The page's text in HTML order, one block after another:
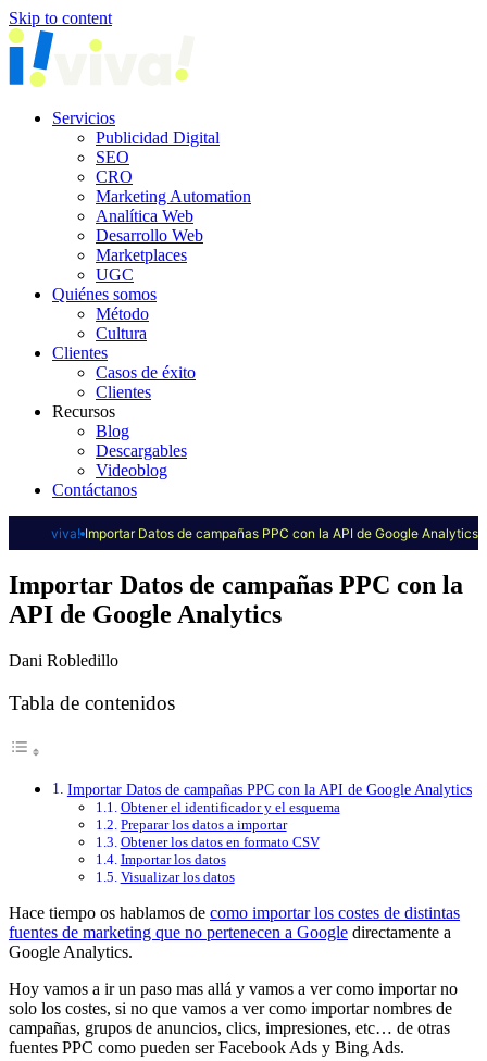
Skip to content
Servicios
Publicidad Digital
SEO
CRO
Marketing Automation
Analítica Web
Desarrollo Web
Marketplaces
UGC
Quiénes somos
Método
Cultura
Clientes
Casos de éxito
Clientes
Recursos
Blog
Descargables
Videoblog
Contáctanos
viva! Importar Datos de campañas PPC con la API de Google Analytics
Importar Datos de campañas PPC con la
API de Google Analytics
Dani Robledillo
Tabla de contenidos
Importar Datos de campañas PPC con la API de Google Analytics
Obtener el identificador y el esquema
Preparar los datos a importar
Obtener los datos en formato CSV
Importar los datos
Visualizar los datos
Hace tiempo os hablamos de como importar los costes de distintas
fuentes de marketing que no pertenecen a Google directamente a
Google Analytics.
Hoy vamos a ir un paso mas allá y vamos a ver como importar no
solo los costes, si no que vamos a ver como importar nombres de
campañas, grupos de anuncios, clics, impresiones, etc… de otras
fuentes PPC como pueden ser Facebook Ads y Bing Ads.